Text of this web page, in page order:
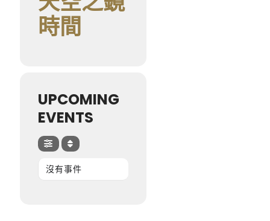
時間
UPCOMING
EVENTS
沒有事件